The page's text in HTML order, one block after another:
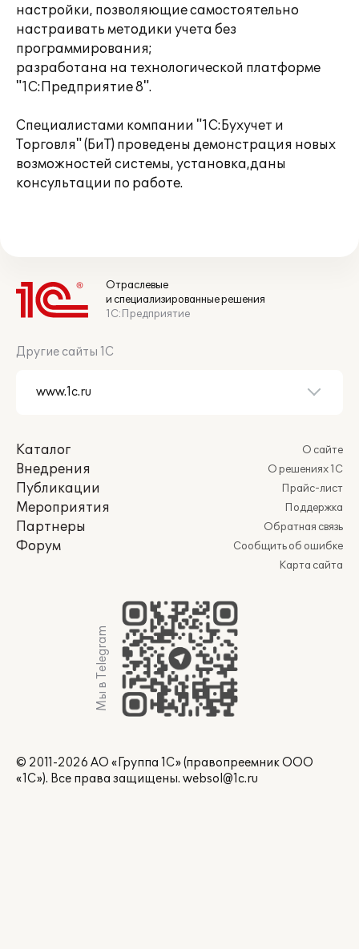
настройки, позволяющие самостоятельно
настраивать методики учета без
программирования;
разработана на технологической платформе
"1С:Предприятие 8".
Специалистами компании "1С:Бухучет и
Торговля" (БиТ) проведены демонстрация новых
возможностей системы, установка,даны
консультации по работе.
Отраслевые
и специализированные решения
1С:Предприятие
Другие сайты 1С
Каталог
Внедрения
Публикации
Мероприятия
Партнеры
Форум
О сайте
О решениях 1С
Прайс-лист
Поддержка
Обратная связь
Сообщить об ошибке
Карта сайта
Мы в Telegram
© 2011-2026 АО «Группа 1С» (правопреемник ООО
«1С»). Все права защищены. websol@1c.ru